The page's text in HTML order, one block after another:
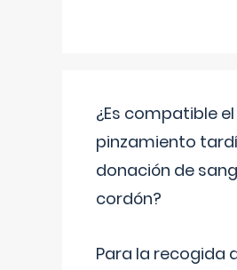
¿Es compatible el
pinzamiento
donación de
cordón?
Para la recogida